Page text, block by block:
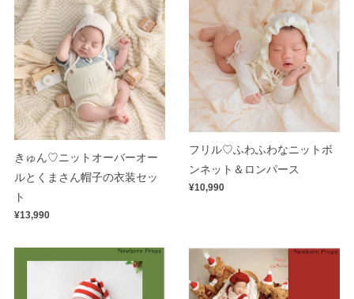
きゅん♡ニットオーバーオー
ルとくまさん帽子の衣装セッ
ト
¥13,990
フリル♡ふわふわなニットボ
ンネット＆ロンパース
¥10,990